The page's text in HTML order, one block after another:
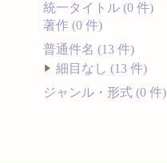
統一タイトル (0 件)
著作 (0 件)
普通件名 (13 件)
細目なし (13 件)
ジャンル・形式 (0 件)